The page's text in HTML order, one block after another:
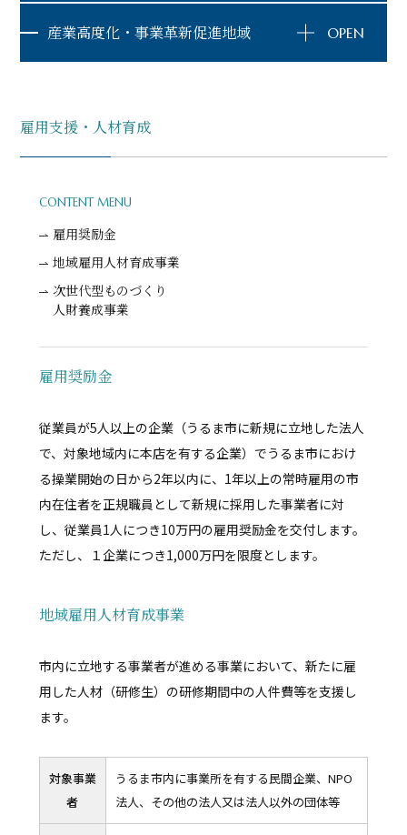
産業高度化・事業革新促進地域
雇用支援・人材育成
CONTENT MENU
雇用奨励金
地域雇用人材育成事業
次世代型ものづくり
人財養成事業
雇用奨励金
従業員が5人以上の企業（うるま市に新規に立地した法人
で、対象地域内に本店を有する企業）でうるま市におけ
る操業開始の日から2年以内に、1年以上の常時雇用の市
内在住者を正規職員として新規に採用した事業者に対
し、従業員1人につき10万円の雇用奨励金を交付します。
ただし、１企業につき1,000万円を限度とします。
地域雇用人材育成事業
市内に立地する事業者が進める事業において、新たに雇
用した人材（研修生）の研修期間中の人件費等を支援し
ます。
対象事業
者
うるま市内に事業所を有する民間企業、NPO
法人、その他の法人又は法人以外の団体等